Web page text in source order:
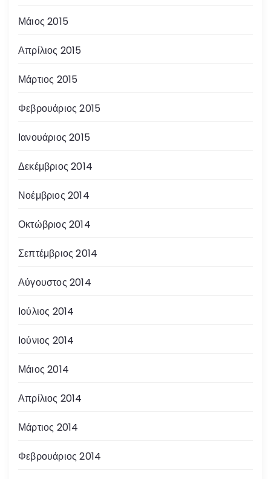
Μάιος 2015
Απρίλιος 2015
Μάρτιος 2015
Φεβρουάριος 2015
Ιανουάριος 2015
Δεκέμβριος 2014
Νοέμβριος 2014
Οκτώβριος 2014
Σεπτέμβριος 2014
Αύγουστος 2014
Ιούλιος 2014
Ιούνιος 2014
Μάιος 2014
Απρίλιος 2014
Μάρτιος 2014
Φεβρουάριος 2014